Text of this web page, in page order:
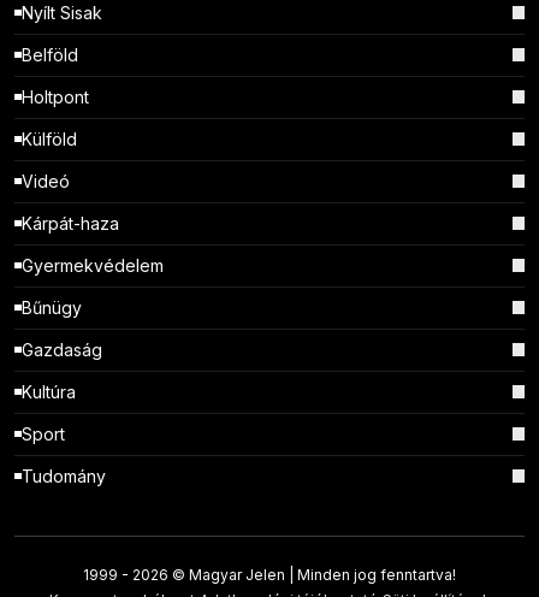
Nyílt Sisak
Belföld
Holtpont
Külföld
Videó
Kárpát-haza
Gyermekvédelem
Bűnügy
Gazdaság
Kultúra
Sport
Tudomány
1999 - 2026 © Magyar Jelen | Minden jog fenntartva!